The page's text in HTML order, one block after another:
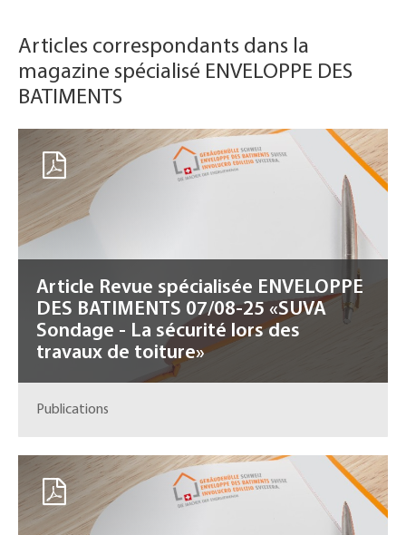
Articles correspondants dans la
magazine spécialisé ENVELOPPE DES
BATIMENTS
Article Revue spécialisée ENVELOPPE
DES BATIMENTS 07/08-25 «SUVA
Sondage - La sécurité lors des
travaux de toiture»
Publications